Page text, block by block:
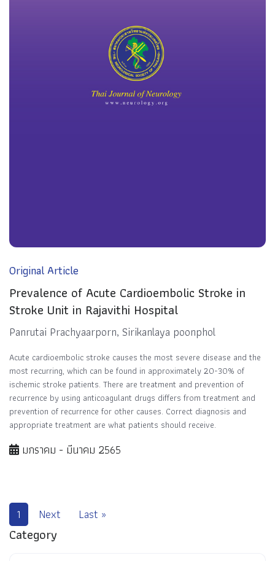
Original Article
Prevalence of Acute Cardioembolic Stroke in
Stroke Unit in Rajavithi Hospital
Panrutai Prachyaarporn, Sirikanlaya poonphol
Acute cardioembolic stroke causes the most severe disease and the
most recurring, which can be found in approximately 20-30% of
ischemic stroke patients. There are treatment and prevention of
recurrence by using anticoagulant drugs differs from treatment and
prevention of recurrence for other causes. Correct diagnosis and
appropriate treatment are what patients should receive.
มกราคม - มีนาคม 2565
1 Next Last »
Category